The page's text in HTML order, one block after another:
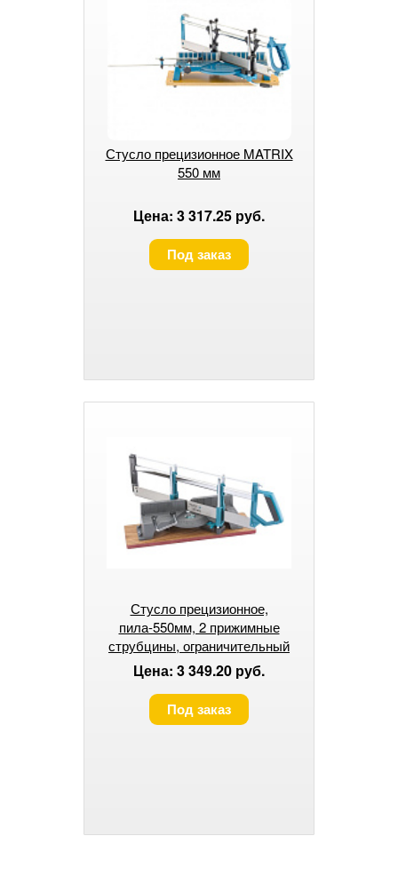
Стусло прецизионное MATRIX
550 мм
Цена: 3 317.25 руб.
Под заказ
Стусло прецизионное,
пила-550мм, 2 прижимные
струбцины, ограничительный
упор GROSS
Цена: 3 349.20 руб.
Под заказ